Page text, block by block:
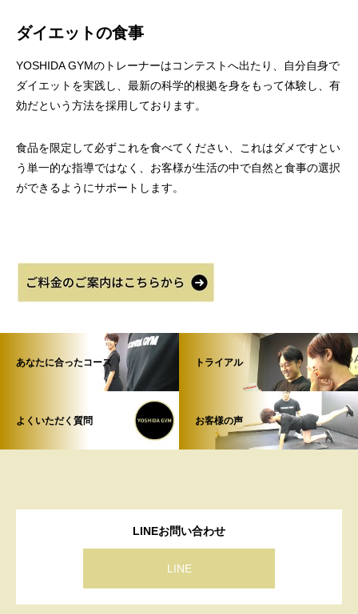
ダイエットの食事
YOSHIDA GYMのトレーナーはコンテストへ出たり、自分自身で
ダイエットを実践し、最新の科学的根拠を身をもって体験し、有
効だという方法を採用しております。
食品を限定して必ずこれを食べてください、これはダメですとい
う単一的な指導ではなく、お客様が生活の中で自然と食事の選択
ができるようにサポートします。
あなたに合ったコース トライアル
よくいただく質問 お客様の声
LINEお問い合わせ
LINE